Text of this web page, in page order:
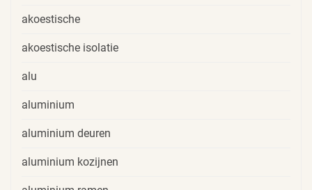
akoestische
akoestische isolatie
alu
aluminium
aluminium deuren
aluminium kozijnen